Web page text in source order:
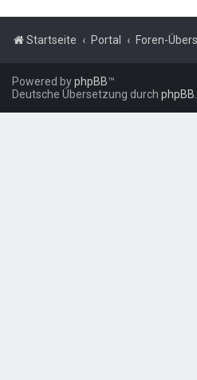
Startseite Portal Foren-
Powered byphpBB™
Deutsche Übersetzung durch